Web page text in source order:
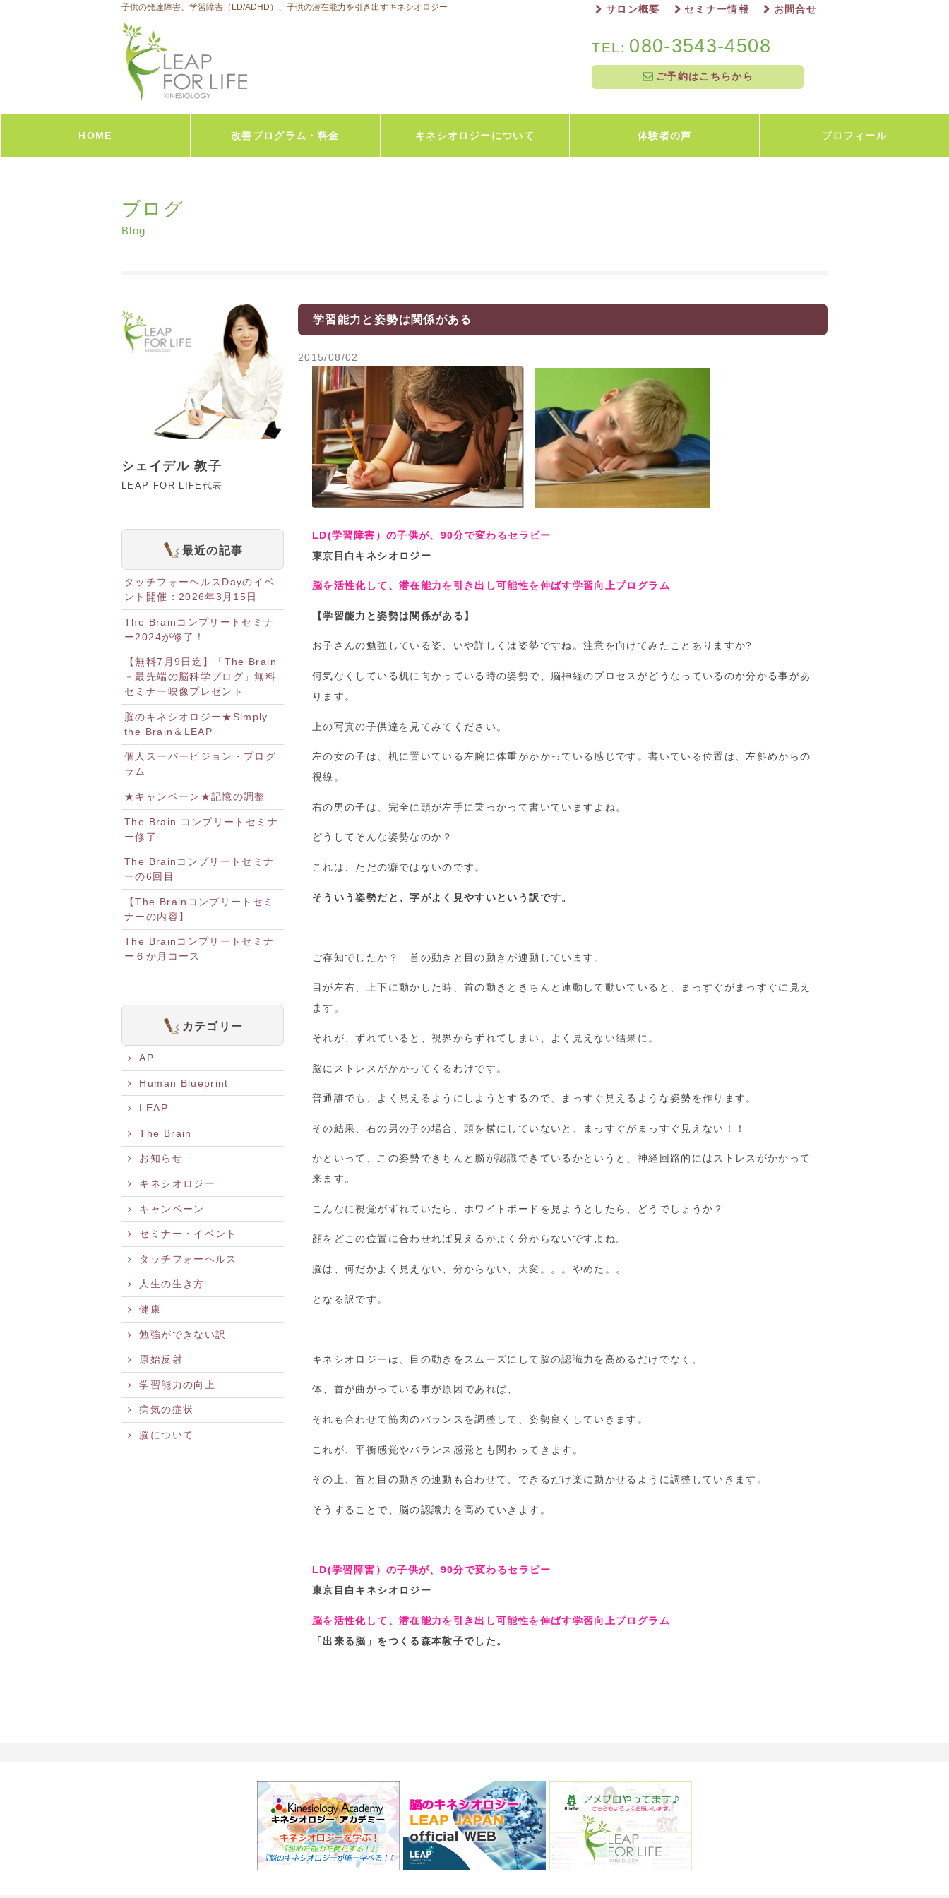
子供の発達障害、学習障害（LD/ADHD）、子供の潜在能力を引き出すキネシオロジー サロン概要 セミナー情報 お問合せ
TEL: 080-3543-4508
ご予約はこちらから
HOME 改善プログラム・料金 キネシオロジーについて 体験者の声 プロフィール
ブログ
Blog
学習能力と姿勢は関係がある
2015/08/02
LD(学習障害）の子供が、90分で変わるセラピー
東京目白キネシオロジー
脳を活性化して、潜在能力を引き出し可能性を伸ばす学習向上プログラム
【学習能力と姿勢は関係がある】
お子さんの勉強している姿、いや詳しくは姿勢ですね。注意を向けてみたことありますか?
何気なくしている机に向かっている時の姿勢で、脳神経のプロセスがどうなっているのか分かる事があ
ります。
上の写真の子供達を見てみてください。
左の女の子は、机に置いている左腕に体重がかかっている感じです。書いている位置は、左斜めからの
視線。
右の男の子は、完全に頭が左手に乗っかって書いていますよね。
どうしてそんな姿勢なのか？
これは、ただの癖ではないのです。
そういう姿勢だと、字がよく見やすいという訳です。
ご存知でしたか？ 首の動きと目の動きが連動しています。
目が左右、上下に動かした時、首の動きときちんと連動して動いていると、まっすぐがまっすぐに見え
ます。
それが、ずれていると、視界からずれてしまい、よく見えない結果に。
脳にストレスがかかってくるわけです。
普通誰でも、よく見えるようにしようとするので、まっすぐ見えるような姿勢を作ります。
その結果、右の男の子の場合、頭を横にしていないと、まっすぐがまっすぐ見えない！！
かといって、この姿勢できちんと脳が認識できているかというと、神経回路的にはストレスがかかって
来ます。
こんなに視覚がずれていたら、ホワイトボードを見ようとしたら、どうでしょうか？
顔をどこの位置に合わせれば見えるかよく分からないですよね。
脳は、何だかよく見えない、分からない、大変。。。やめた。。
となる訳です。
キネシオロジーは、目の動きをスムーズにして脳の認識力を高めるだけでなく、
体、首が曲がっている事が原因であれば、
それも合わせて筋肉のバランスを調整して、姿勢良くしていきます。
これが、平衡感覚やバランス感覚とも関わってきます。
その上、首と目の動きの連動も合わせて、できるだけ楽に動かせるように調整していきます。
そうすることで、脳の認識力を高めていきます。
LD(学習障害）の子供が、90分で変わるセラピー
東京目白キネシオロジー
脳を活性化して、潜在能力を引き出し可能性を伸ばす学習向上プログラム
「出来る脳」をつくる森本敦子でした。
シェイデル 敦子
LEAP FOR LIFE代表
最近の記事
タッチフォーヘルスDayのイベ
ント開催：2026年3月15日
The Brainコンプリートセミナ
ー2024が修了！
【無料7月9日迄】「The Brain
－最先端の脳科学プログ」無料
セミナー映像プレゼント
脳のキネシオロジー★Simply
the Brain＆LEAP
個人スーパービジョン・プログ
ラム
★キャンペーン★記憶の調整
The Brain コンプリートセミナ
ー修了
The Brainコンプリートセミナ
ーの6回目
【The Brainコンプリートセミ
ナーの内容】
The Brainコンプリートセミナ
ー６か月コース
カテゴリー
AP
Human Blueprint
LEAP
The Brain
お知らせ
キネシオロジー
キャンペーン
セミナー・イベント
タッチフォーヘルス
人生の生き方
健康
勉強ができない訳
原始反射
学習能力の向上
病気の症状
脳について